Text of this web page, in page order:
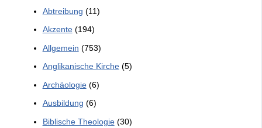
Abtreibung (11)
Akzente(194)
Allgemein (753)
Anglikanische Kirche(5)
Archäologie(6)
Ausbildung (6)
Biblische Theologie(30)